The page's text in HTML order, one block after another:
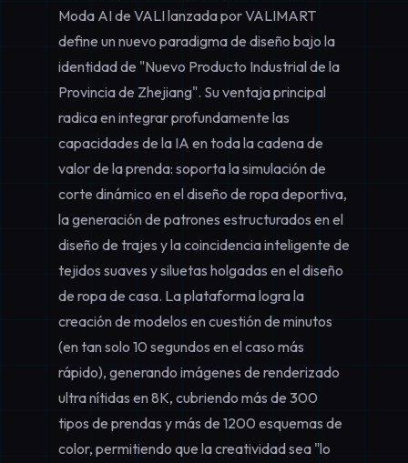
Moda AI de VALIlanzada por VALIMART
define un nuevo paradigma de diseño bajo la
identidad de "Nuevo Producto Industrial de la
Provincia de Zhejiang". Su ventaja principal
radica en integrar profundamente las
capacidades de la IA en toda la cadena de
valor de la prenda: soporta la simulación de
corte dinámico en eldiseño de ropa deportiva,
la generación de patrones estructurados en el
diseño de trajes y la coincidencia inteligente de
tejidos suaves y siluetas holgadas en eldiseño
de ropa de casa. La plataforma logra la
creación de modelos en cuestión de minutos
(en tan solo 10 segundos en el caso más
rápido), generando imágenes de renderizado
ultra nítidas en 8K, cubriendo más de 300
tipos de prendas y más de 1200 esquemas de
color, permitiendo que la creatividad sea "lo